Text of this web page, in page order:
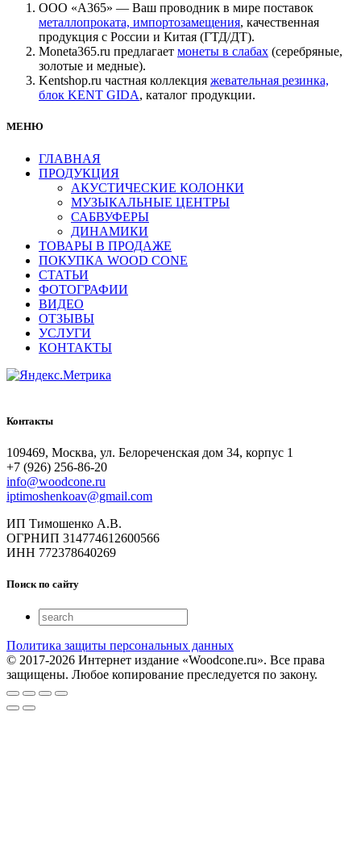
ООО «А365» — Ваш проводник в мире поставок
металлопроката, импортозамещения, качественная
продукция с России и Китая (ГТД/ДТ).
Moneta365.ru предлагает монеты в слабах (серебряные,
золотые и медные).
Kentshop.ru частная коллекция жевательная резинка,
блок KENT GIDA, каталог продукции.
МЕНЮ
ГЛАВНАЯ
ПРОДУКЦИЯ
АКУСТИЧЕСКИЕ КОЛОНКИ
МУЗЫКАЛЬНЫЕ ЦЕНТРЫ
САБВУФЕРЫ
ДИНАМИКИ
ТОВАРЫ В ПРОДАЖЕ
ПОКУПКА WOOD CONE
СТАТЬИ
ФОТОГРАФИИ
ВИДЕО
ОТЗЫВЫ
УСЛУГИ
КОНТАКТЫ
Контакты
109469, Москва, ул. Белореченская дом 34, корпус 1
+7 (926) 256-86-20
info@woodcone.ru
iptimoshenkoav@gmail.com
ИП Тимошенко А.В.
ОГРНИП 314774612600566
ИНН 772378640269
Поиск по сайту
Политика защиты персональных данных
© 2017-2026 Интернет издание «Woodcone.ru». Все права
защищены. Любое копирование преследуется по закону.